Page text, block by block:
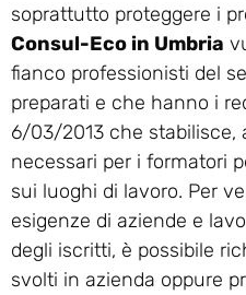
soprattutto proteggere i
Consul-Eco in Umbria
fianco professionisti del
preparati e che hanno i
6/03/2013 che stabilisce,
necessari per i formatori
sui luoghi di lavoro. Per
esigenze di aziende e
degli iscritti, è possibile
svolti in azienda oppure